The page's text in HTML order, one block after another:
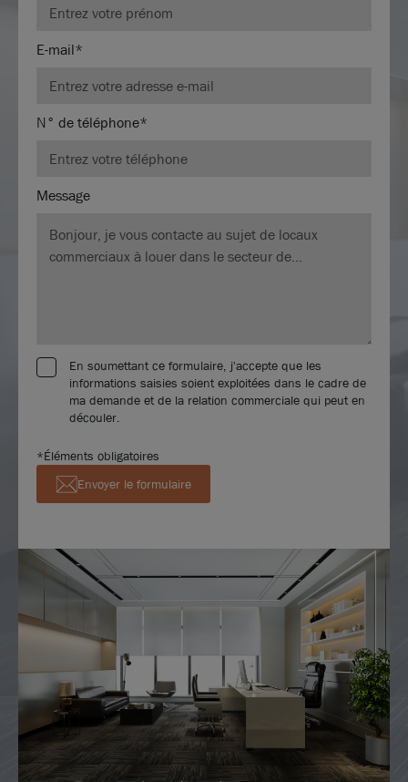
E-mail*
N° de téléphone*
Message
En soumettant ce formulaire, j'accepte que les
informations saisies soient exploitées dans le cadre de
ma demande et de la relation commerciale qui peut en
découler.
*Éléments obligatoires
Envoyer le formulaire